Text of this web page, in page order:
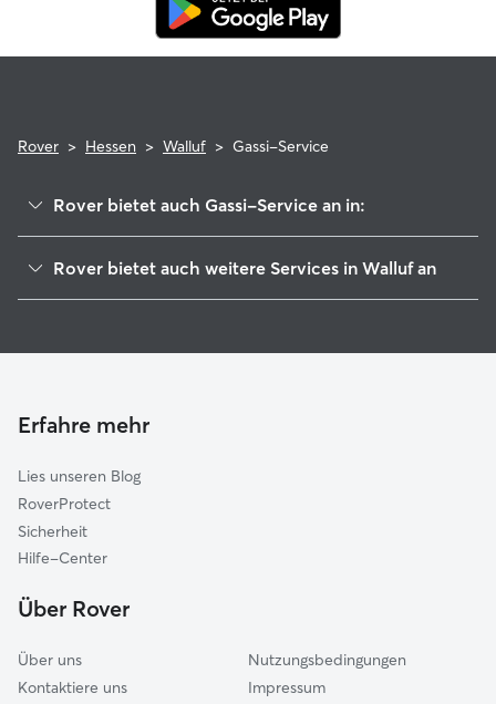
Rover > Hessen > Walluf > Gassi-Service
Rover bietet auch Gassi-Service an in:
Heidesheim am Rhein
Wiesbaden
Mainz
Ingelheim am Rhein
Taunusstein
Hohenstein
Rover bietet auch weitere Services in Walluf an
Hundekindergarten in Walluf
Erfahre mehr
Lies unseren Blog
RoverProtect
Sicherheit
Hilfe-Center
Über Rover
Über uns
Kontaktiere uns
Nutzungsbedingungen
Impressum